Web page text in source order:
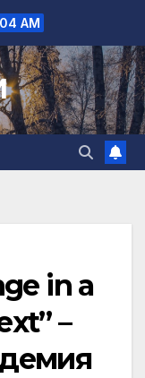
AM
in a
–